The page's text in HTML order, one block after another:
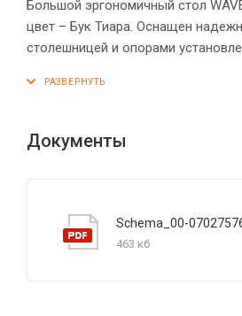
Большой эргономичный стол
цвет – Бук Тиара. Оснащен
столешницей и опорами
заглушкой. Фрезерованные края
кромка ПВХ. Конструкция стола
опоры обеспечат столу
Документы
Schema_00-
463 кб